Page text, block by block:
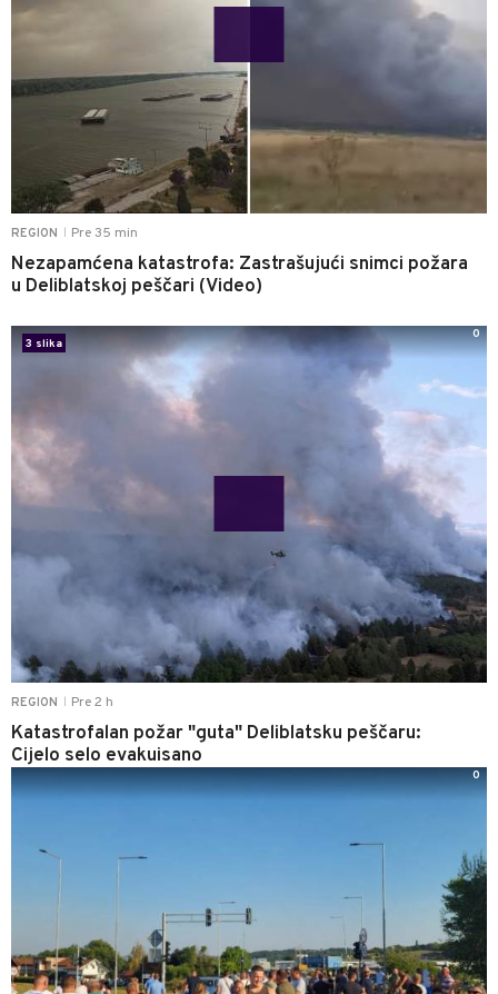
REGION Pre 35 min
Nezapamćena katastrofa: Zastrašujući snimci požara
u Deliblatskoj peščari (Video)
REGION Pre 2 h
Katastrofalan požar "guta" Deliblatsku peščaru:
Cijelo selo evakuisano
3 slika
0
0